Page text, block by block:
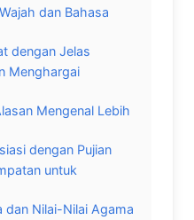
dan Bahasa
dengan Jelas
Menghargai
Mengenal Lebih
dengan Pujian
untuk
dan Nilai-Nilai Agama